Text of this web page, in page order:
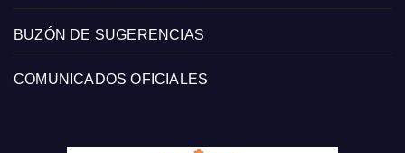
BUZÓN DE SUGERENCIAS
COMUNICADOS OFICIALES